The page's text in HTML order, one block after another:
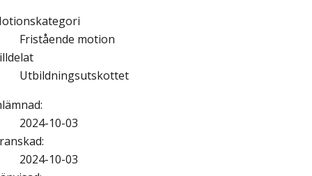
Fristående motion
Utbildningsutskottet
:
2024-10-03
:
2024-10-03